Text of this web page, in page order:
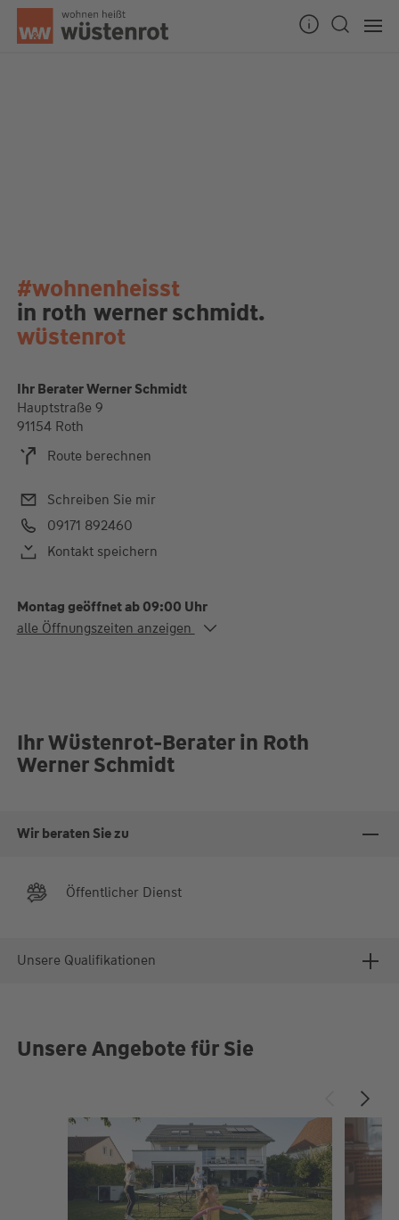
#wohnenheisst
in roth werner schmidt.
wüstenrot
Ihr Berater Werner Schmidt
Hauptstraße 9
91154 Roth
Route berechnen
Schreiben Sie mir
09171 892460
Kontakt speichern
Montag geöffnet ab 09:00 Uhr
Alle Öffnungszeiten
Fr.
09:00-12:30 Uhr
alle Öffnungszeiten anzeigen
Ihr Wüstenrot-Berater in Roth
Werner Schmidt
Wir beraten Sie zu
Öffentlicher Dienst
Unsere Qualifikationen
Unsere Angebote für Sie